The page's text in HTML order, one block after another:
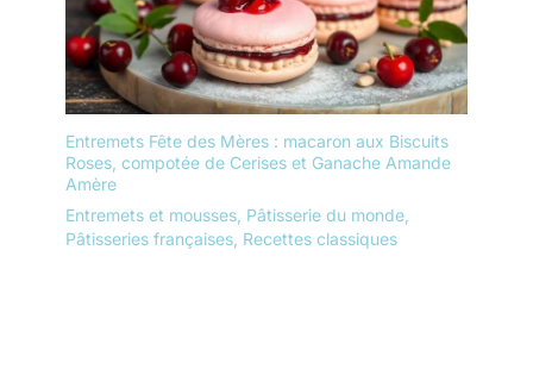
gastronomiques, elles
peuvent être utilisées
pour le service quotidien
des produits de
boulangerie. Les
fonctions incluent de
couper des tartes et des
ainsi que de soulever et
de servir les portions
Entremets Fête des Mères : macaron aux Biscuits
Roses, compotée de Cerises et Ganache Amande
Amère
Entremets et mousses Pâtisserie du monde
Pâtisseries françaises Recettes classiques